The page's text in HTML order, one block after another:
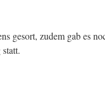
gesort, zudem gab es